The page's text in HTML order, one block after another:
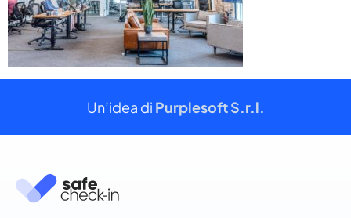
Un’idea di Purplesoft S.r.l.